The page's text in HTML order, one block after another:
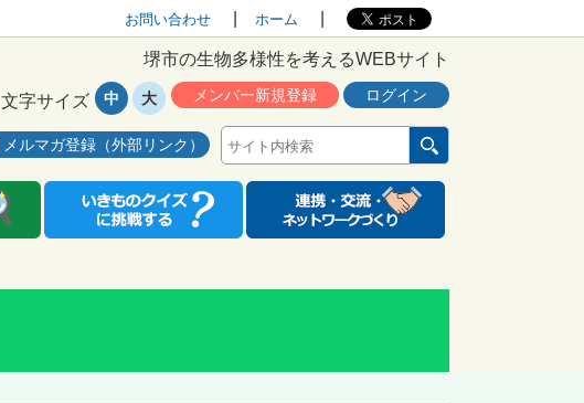
お問い合わせ ホーム
堺市の生物多様性を考えるWEBサイト
メルマガ登録（外部リンク）
メンバー新規登録 ログイン
文字サイズ 中 大